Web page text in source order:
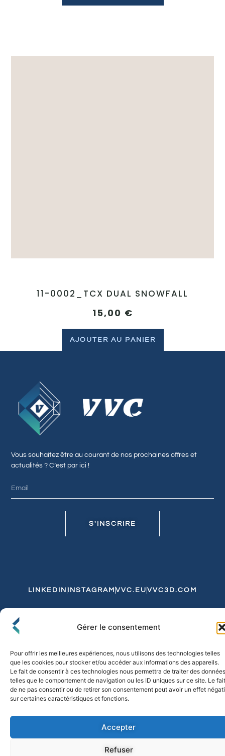
Gérer le consentement
Pour offrir les meilleures expériences, nous utilisons des technologies telles
que les cookies pour stocker et/ou accéder aux informations des appareils.
Le fait de consentir à ces technologies nous permettra de traiter des données
telles que le comportement de navigation ou les ID uniques sur ce site. Le fait
de ne pas consentir ou de retirer son consentement peut avoir un effet
sur certaines caractéristiques et fonctions.
Accepter
Refuser
11-0002_TCX DUAL SNOWFALL
15,00 €
AJOUTER AU PANIER
Vous souhaitez être au courant de nos prochaines offres et
actualités ? C’est par ici !
S'INSCRIRE
LINKEDIN INSTAGRAM VVC.EU VVC3D.COM
Politique de Confidentialité et de CookiesExpédition et Livraison
© 2026 FLO & CO. All Rights Reserved